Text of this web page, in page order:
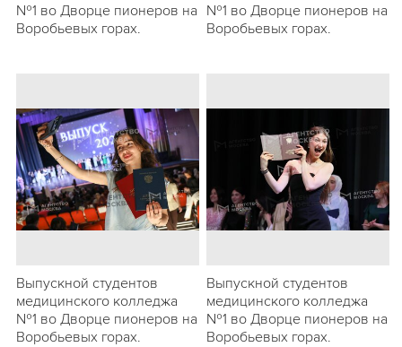
№1 во Дворце пионеров на
Воробьевых горах.
№1 во Дворце пионеров на
Воробьевых горах.
Выпускной студентов
медицинского колледжа
№1 во Дворце пионеров на
Воробьевых горах.
Выпускной студентов
медицинского колледжа
№1 во Дворце пионеров на
Воробьевых горах.